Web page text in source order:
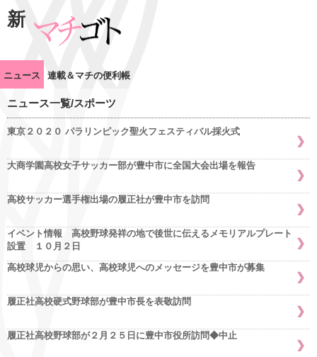
新
ニュース 連載＆マチの便利帳
ニュース一覧/スポーツ
東京２０２０ パラリンピック聖火フェスティバル採火式
大商学園高校女子サッカー部が豊中市に全国大会出場を報告
高校サッカー選手権出場の履正社が豊中市を訪問
イベント情報 高校野球発祥の地で後世に伝えるメモリアルプレート
設置 １０月２日
高校球児からの思い、高校球児へのメッセージを豊中市が募集
履正社高校硬式野球部が豊中市長を表敬訪問
履正社高校野球部が２月２５日に豊中市役所訪問◆中止